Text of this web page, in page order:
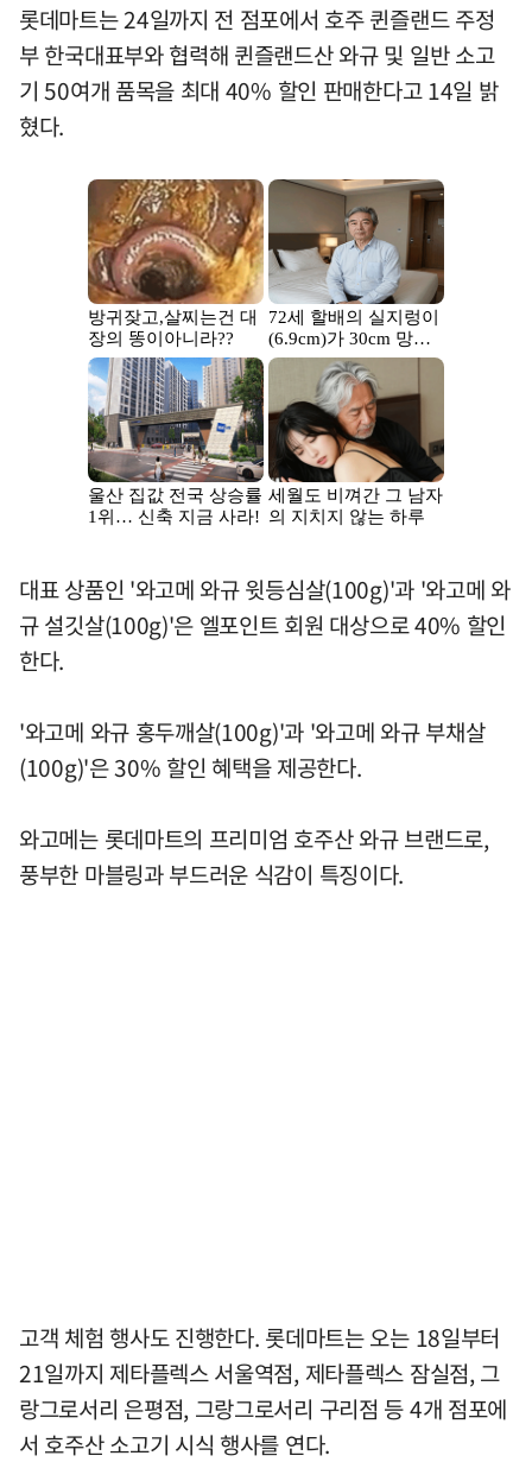
롯데마트는 24일까지 전 점포에서 호주 퀸즐랜드 주정
부 한국대표부와 협력해 퀸즐랜드산 와규 및 일반 소고
기 50여개 품목을 최대 40% 할인 판매한다고 14일 밝
혔다.
대표 상품인 '와고메 와규 윗등심살(100g)'과 '와고메 와
규 설깃살(100g)'은 엘포인트 회원 대상으로 40% 할인
한다.
'와고메 와규 홍두깨살(100g)'과 '와고메 와규 부채살
(100g)'은 30% 할인 혜택을 제공한다.
와고메는 롯데마트의 프리미엄 호주산 와규 브랜드로,
풍부한 마블링과 부드러운 식감이 특징이다.
고객 체험 행사도 진행한다. 롯데마트는 오는 18일부터
21일까지 제타플렉스 서울역점, 제타플렉스 잠실점, 그
랑그로서리 은평점, 그랑그로서리 구리점 등 4개 점포에
서 호주산 소고기 시식 행사를 연다.